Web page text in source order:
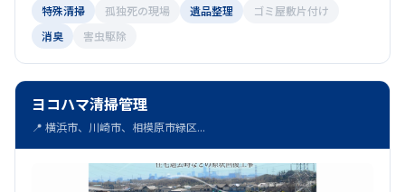
特殊清掃
孤独死の現場 遺品整理
ゴミ屋敷片付け
消臭
害虫駆除
ヨコハマ清掃管理
📍 横浜市、川崎市、相模原市緑区...